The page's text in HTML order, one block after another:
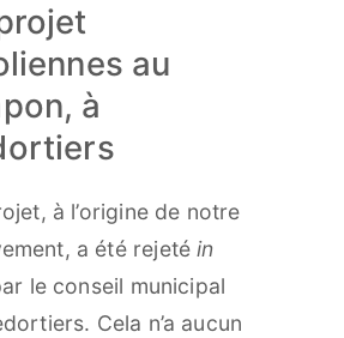
au
à
à l’origine de notre
a été rejetéin
le conseil municipal
Cela n’a aucun